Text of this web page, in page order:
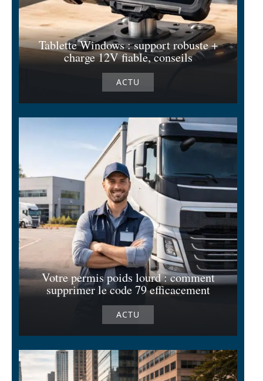
Tablette Windows : support robuste +
charge 12V fiable, conseils
ACTU
Votre permis poids lourd : comment
supprimer le code 79 efficacement
ACTU